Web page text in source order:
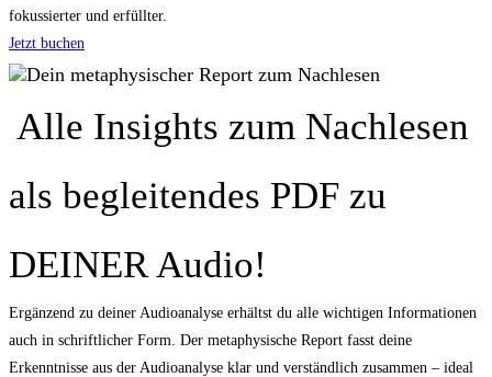
fokussierter und erfüllter.
Jetzt buchen
Dein metaphysischer Report zum Nachlesen
Alle Insights zum Nachlesen
als begleitendes PDF zu
DEINER Audio!
Ergänzend zu deiner Audioanalyse erhältst du alle wichtigen Informationen
auch in schriftlicher Form. Der metaphysische Report fasst deine
Erkenntnisse aus der Audioanalyse klar und verständlich zusammen – ideal